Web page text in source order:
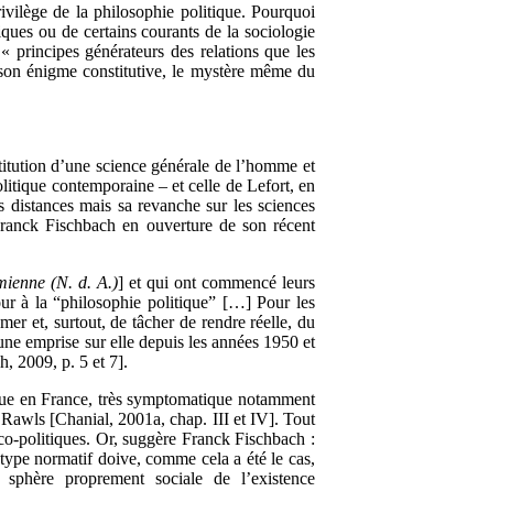
de la philosophie politique. Pourquoi
ou de certains courants de la sociologie
principes générateurs des relations que les
énigme constitutive, le mystère même du
d’une science générale de l’homme et
contemporaine – et celle de Lefort, en
mais sa revanche sur les sciences
Fischbach en ouverture de son récent
(N. d. A.)] et qui ont commencé leurs
à la “philosophie politique” […] Pour les
et, surtout, de tâcher de rendre réelle, du
emprise sur elle depuis les années 1950 et
2009, p. 5 et 7].
en France, très symptomatique notamment
Rawls [Chanial, 2001a, chap. III et IV]. Tout
politiques. Or, suggère Franck Fischbach :
normatif doive, comme cela a été le cas,
proprement sociale de l’existence